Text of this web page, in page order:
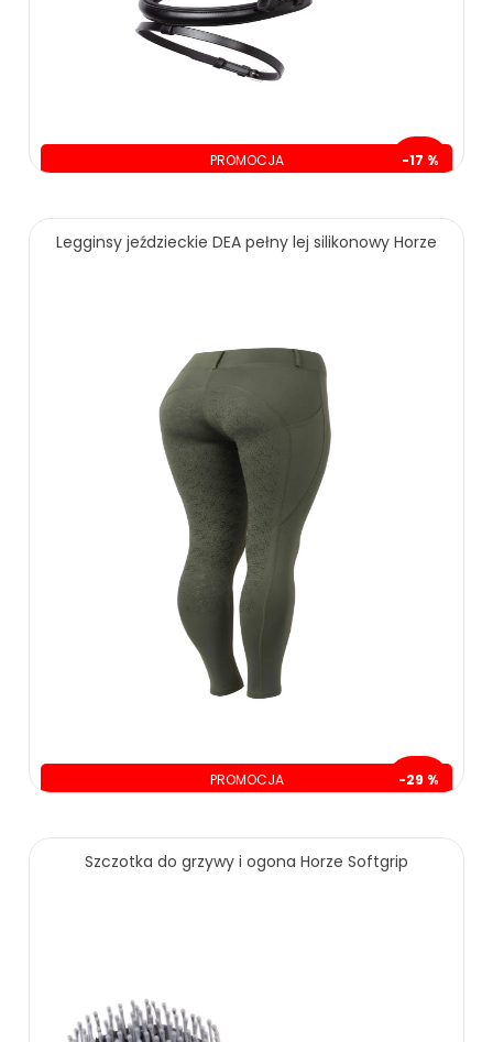
PROMOCJA -17 %
299.00 zł 359.00 zł
Legginsy jeździeckie DEA pełny lej silikonowy Horze
PROMOCJA -29 %
Szczotka do grzywy i ogona Horze Softgrip